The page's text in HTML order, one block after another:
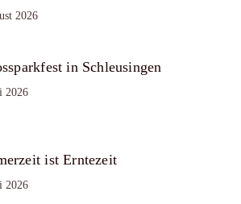
2026
in Schleusingen
2026
ist Erntezeit
2026